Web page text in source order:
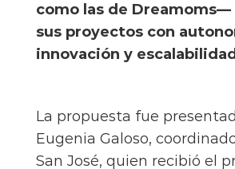
como las de Dreamoms—
sus proyectos con
innovación y
La propuesta fue
Eugenia Galoso,
San José, quien recibió el